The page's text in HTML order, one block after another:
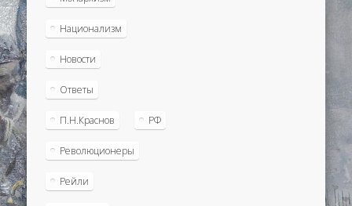
Национализм
Новости
Ответы
П.Н.Краснов РФ
Революционеры
Рейли